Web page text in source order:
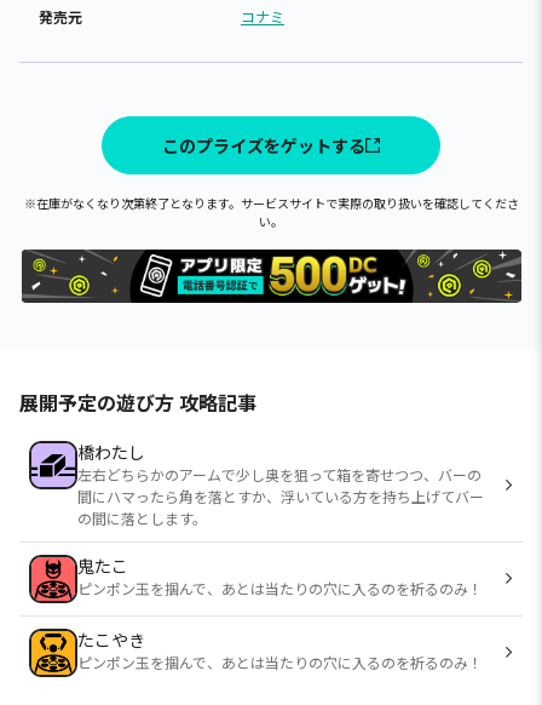
発売元 コナミ
このプライズをゲットする
※在庫がなくなり次第終了となります。サービスサイトで実際の取り扱いを確認してくださ
い。
展開予定の遊び方 攻略記事
橋わたし
左右どちらかのアームで少し奥を狙って箱を寄せつつ、バーの
間にハマったら角を落とすか、浮いている方を持ち上げてバー
の間に落とします。
鬼たこ
ピンポン玉を掴んで、あとは当たりの穴に入るのを祈るのみ！
たこやき
ピンポン玉を掴んで、あとは当たりの穴に入るのを祈るのみ！